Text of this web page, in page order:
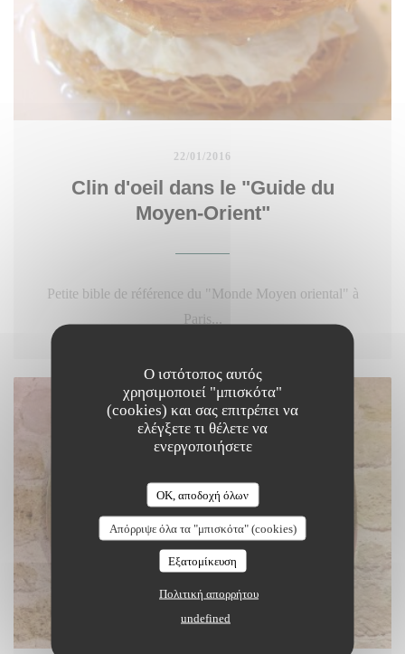
Ο ιστότοπος αυτός
χρησιμοποιεί "μπισκότα"
(cookies) και σας επιτρέπει να
ελέγξετε τι θέλετε να
ενεργοποιήσετε
OK, αποδοχή όλων
Απόρριψε όλα τα "μπισκότα" (cookies)
Εξατομίκευση
Πολιτική απορρήτου
undefined
22/01/2016
Clin d'oeil dans le "Guide du
Moyen-Orient"
Petite bible de référence du "Monde Moyen oriental" à
Paris...